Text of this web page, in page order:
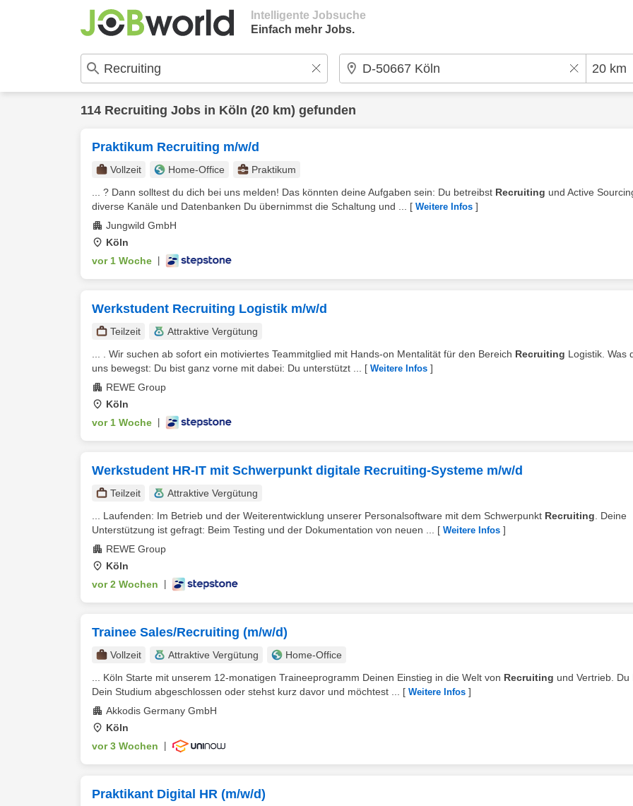
Intelligente Jobsuche
Einfach mehr Jobs.
114 Recruiting Jobs in Köln (20 km) gefunden
Praktikum Recruiting m/w/d
Vollzeit Home-Office
Praktikum
... ? Dann solltest du dich bei uns melden! Das könnten deine Aufgaben sein: Du betreibst Recruiting und Active
diverse Kanäle und Datenbanken Du übernimmst die Schaltung und ...
[ Weitere Infos ]
Jungwild GmbH
Köln
vor 1 Woche
Werkstudent Recruiting Logistik m/w/d
Teilzeit
Attraktive Vergütung
... . Wir suchen ab sofort ein motiviertes Teammitglied mit Hands-on Mentalität für den Bereich Recruiting Logistik. Was
uns bewegst: Du bist ganz vorne mit dabei: Du unterstützt ...
[ Weitere Infos ]
REWE Group
Köln
vor 1 Woche
Werkstudent HR-IT mit Schwerpunkt digitale Recruiting-Systeme m/w/d
Teilzeit
Attraktive Vergütung
... Laufenden: Im Betrieb und der Weiterentwicklung unserer Personalsoftware mit dem Schwerpunkt Recruiting . Deine
Unterstützung ist gefragt: Beim Testing und der Dokumentation von neuen ...
[ Weitere Infos ]
REWE Group
Köln
vor 2 Wochen
Trainee Sales/Recruiting (m/w/d)
Vollzeit Attraktive Vergütung
Home-Office
... Köln Starte mit unserem 12-monatigen Traineeprogramm Deinen Einstieg in die Welt von Recruiting und Vertrieb. Du
Dein Studium abgeschlossen oder stehst kurz davor und möchtest ...
[ Weitere Infos ]
Akkodis Germany GmbH
Köln
vor 3 Wochen
Praktikant Digital HR (m/w/d)